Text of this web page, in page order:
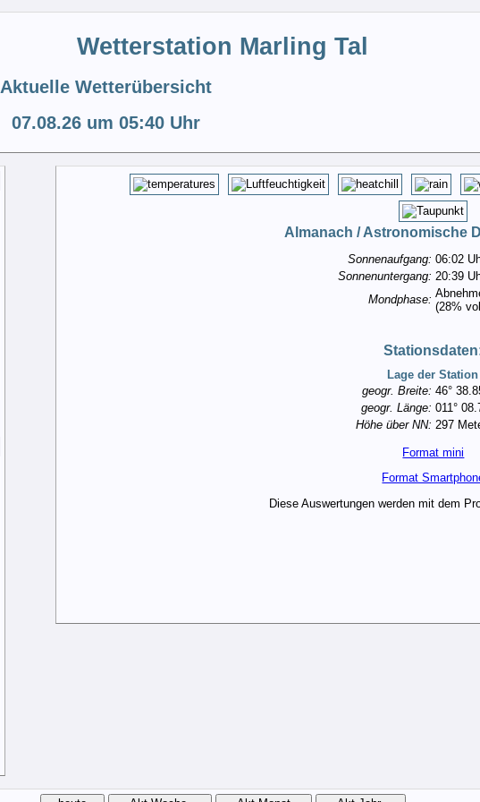
Wetterstation Marling Tal
Aktuelle Wetterübersicht
07.08.26 um 05:40 Uhr
Almanach / Astronomische
Sonnenaufgang: 06:02
Sonnenuntergang: 20:39
Mondphase:
(28%
Lage der Station
geogr. Breite: 46°
geogr. Länge: 011°
Höhe über NN: 297
Format mini
Format
Diese Auswertungen werden mit dem